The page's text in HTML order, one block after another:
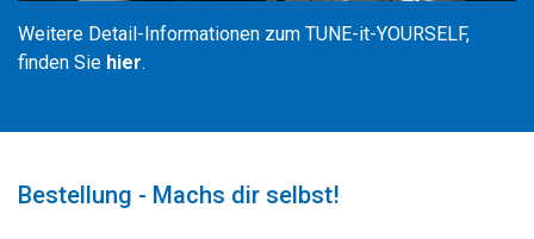
Weitere Detail-Informationen zum TUNE-it-YOURSELF,
finden Sie hier.
Bestellung - Machs dir selbst!